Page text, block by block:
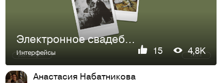
Электронное свадебное приглашение на Taplink
Интерфейсы 15 4,8K
Анастасия Набатникова